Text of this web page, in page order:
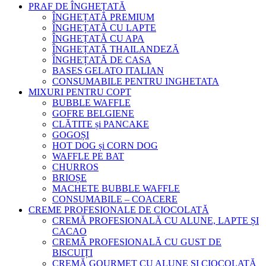
PRAF DE ÎNGHEȚATĂ
ÎNGHEȚATĂ PREMIUM
ÎNGHEȚATĂ CU LAPTE
ÎNGHEȚATĂ CU APA
ÎNGHEȚATĂ THAILANDEZĂ
ÎNGHEȚATĂ DE CASA
BASES GELATO ITALIAN
CONSUMABILE PENTRU INGHETATA
MIXURI PENTRU COPT
BUBBLE WAFFLE
GOFRE BELGIENE
CLĂTITE și PANCAKE
GOGOȘI
HOT DOG și CORN DOG
WAFFLE PE BAT
CHURROS
BRIOȘE
MACHETE BUBBLE WAFFLE
CONSUMABILE – COACERE
CREME PROFESIONALE DE CIOCOLATĂ
CREMĂ PROFESIONALĂ CU ALUNE, LAPTE ȘI
CACAO
CREMĂ PROFESIONALĂ CU GUST DE
BISCUIȚI
CREMĂ GOURMET CU ALUNE ȘI CIOCOLATĂ